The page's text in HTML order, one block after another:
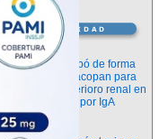
Novedades
La FDA aprobó de forma
definitiva iptacopan para
frenar el deterioro renal en
la nefropatía por IgA
Salud